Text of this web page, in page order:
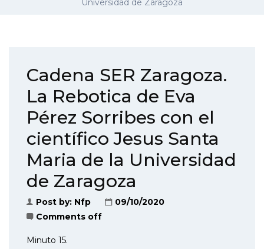
Universidad de Zaragoza
Cadena SER Zaragoza.
La Rebotica de Eva
Pérez Sorribes con el
científico Jesus Santa
Maria de la Universidad
de Zaragoza
Post by: Nfp
09/10/2020
Comments off
Minuto 15.